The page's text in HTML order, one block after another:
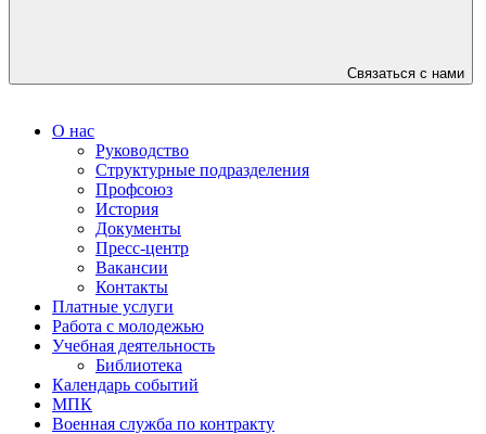
Связаться с нами
О нас
Руководство
Структурные подразделения
Профсоюз
История
Документы
Пресс-центр
Вакансии
Контакты
Платные услуги
Работа с молодежью
Учебная деятельность
Библиотека
Календарь событий
МПК
Военная служба по контракту